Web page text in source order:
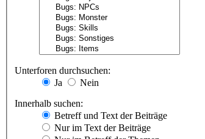
Unterforen durchsuchen:
Ja
Nein
Innerhalb suchen:
Betreff und Text der Beiträge
Nur im Text der Beiträge